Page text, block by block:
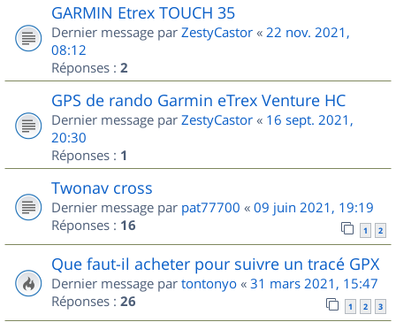
GARMIN Etrex TOUCH 35
Dernier message par ZestyCastor « 22 nov. 2021,
08:12
Réponses : 2
GPS de rando Garmin eTrex Venture HC
Dernier message par ZestyCastor « 16 sept. 2021,
20:30
Réponses : 1
Twonav cross
Dernier message par pat77700 « 09 juin 2021, 19:19
Réponses : 16 1 2
Que faut-il acheter pour suivre un tracé GPX
Dernier message par tontonyo « 31 mars 2021, 15:47
Réponses : 26 1 2 3